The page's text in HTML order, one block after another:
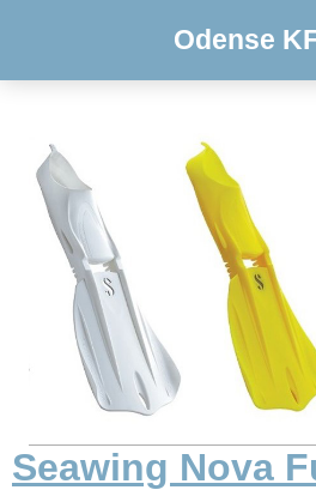
Odense
Seawing Nova